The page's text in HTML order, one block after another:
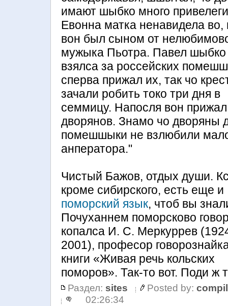
имают шыбко много
Евонна матка ненавидела во,
вон был сыном от
мужыка Пьотра. Павел шыбко
взялса за россейских
сперва прижал их, так чо
зачали робить токо три дня в
семмицу. Напосля вон прижал
дворянов. Знамо чо дворяны
помешшыки не взлюбили
анператора."
Чистый Бажов, отдых души.
кроме сибирского, есть еще и
поморский язык, чтоб вы
Почуханнем поморсково
копалса И. С. Меркуррев
2001), професор
книги «Живая речь кольских
поморов». Так-то вот. Поди ж
Раздел: sites Posted by:
02:26:34